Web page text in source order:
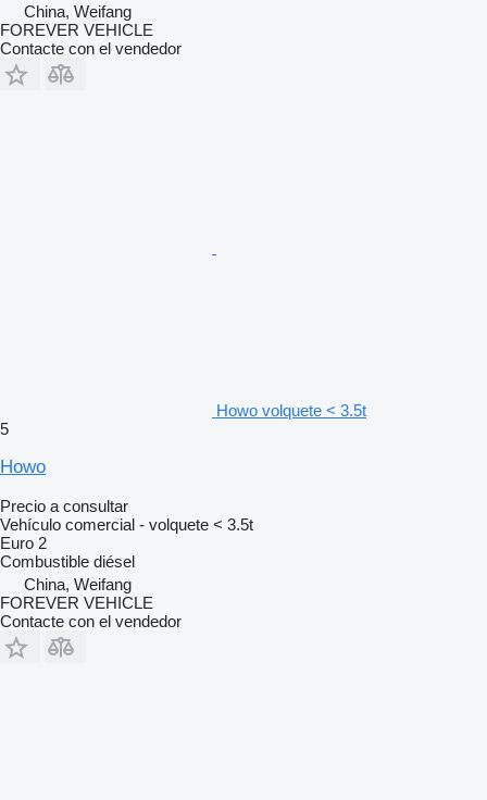
China, Weifang
FOREVER VEHICLE
Contacte con el vendedor
Howo volquete < 3.5t
5
Howo
Precio a consultar
Vehículo comercial - volquete < 3.5t
Euro 2
Combustible diésel
China, Weifang
FOREVER VEHICLE
Contacte con el vendedor